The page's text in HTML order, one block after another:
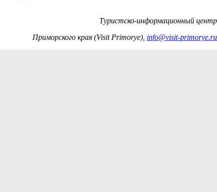
Туристско-информационный центр
Приморского края (Visit Primorye), info@visit-primorye.ru